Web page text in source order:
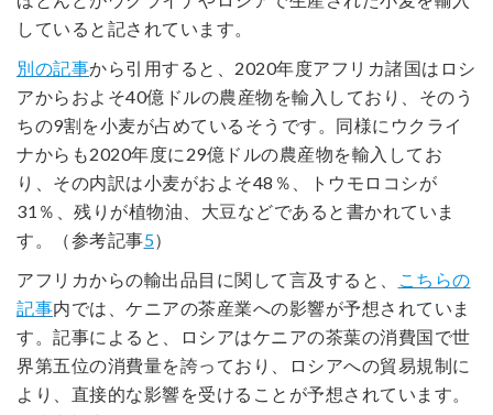
していると記されています。
別の記事から引用すると、2020年度アフリカ諸国はロシ
アからおよそ40億ドルの農産物を輸入しており、そのう
ちの9割を小麦が占めているそうです。同様にウクライ
ナからも2020年度に29億ドルの農産物を輸入してお
り、その内訳は小麦がおよそ48％、トウモロコシが
31％、残りが植物油、大豆などであると書かれていま
す。（参考記事5）
アフリカからの輸出品目に関して言及すると、
こちらの
記事内では、ケニアの茶産業への影響が予想されていま
す。記事によると、ロシアはケニアの茶葉の消費国で世
界第五位の消費量を誇っており、ロシアへの貿易規制に
より、直接的な影響を受けることが予想されています。